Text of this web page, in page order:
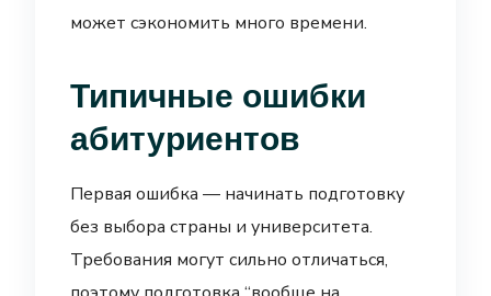
может сэкономить много времени.
Типичные ошибки
абитуриентов
Первая ошибка — начинать подготовку
без выбора страны и университета.
Требования могут сильно отличаться,